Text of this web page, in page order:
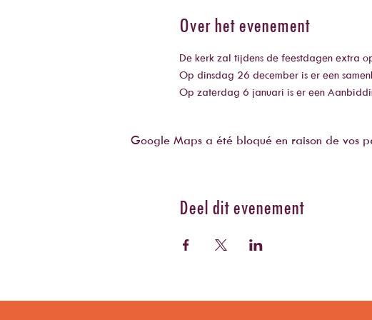
Over het evenement
De kerk zal tijdens de feestdagen extra
Op dinsdag 26 december is er een
Op zaterdag 6 januari is er een
Google Maps a été bloqué en raison de vos
Deel dit evenement